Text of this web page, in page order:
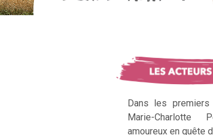
Dans les
Marie-Charlotte
amoureux en quête